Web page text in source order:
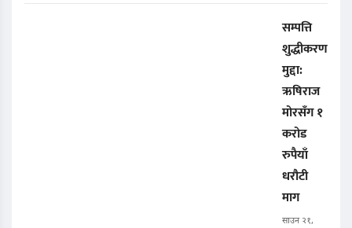
सम्पत्ति
शुद्धीकरण
मुद्दा:
ऋषिराज
मोरसँग १
करोड
रुपैयाँ
धरौटी
माग
साउन २१,